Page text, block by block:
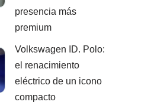
presencia más
premium
Volkswagen ID. Polo:
el renacimiento
eléctrico de un icono
compacto